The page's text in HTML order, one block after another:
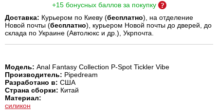
+15 бонусных баллов за покупку
Доставка: Курьером по Киеву (бесплатно), на отделение
Новой почты (бесплатно), курьером Новой почты до дверей, до
склада по Украине (Автолюкс и др.), Укрпочта.
Модель: Anal Fantasy Collection P-Spot Tickler Vibe
Производитель: Pipedream
Разработано в: США
Страна сборки: Китай
Материал:
силикон